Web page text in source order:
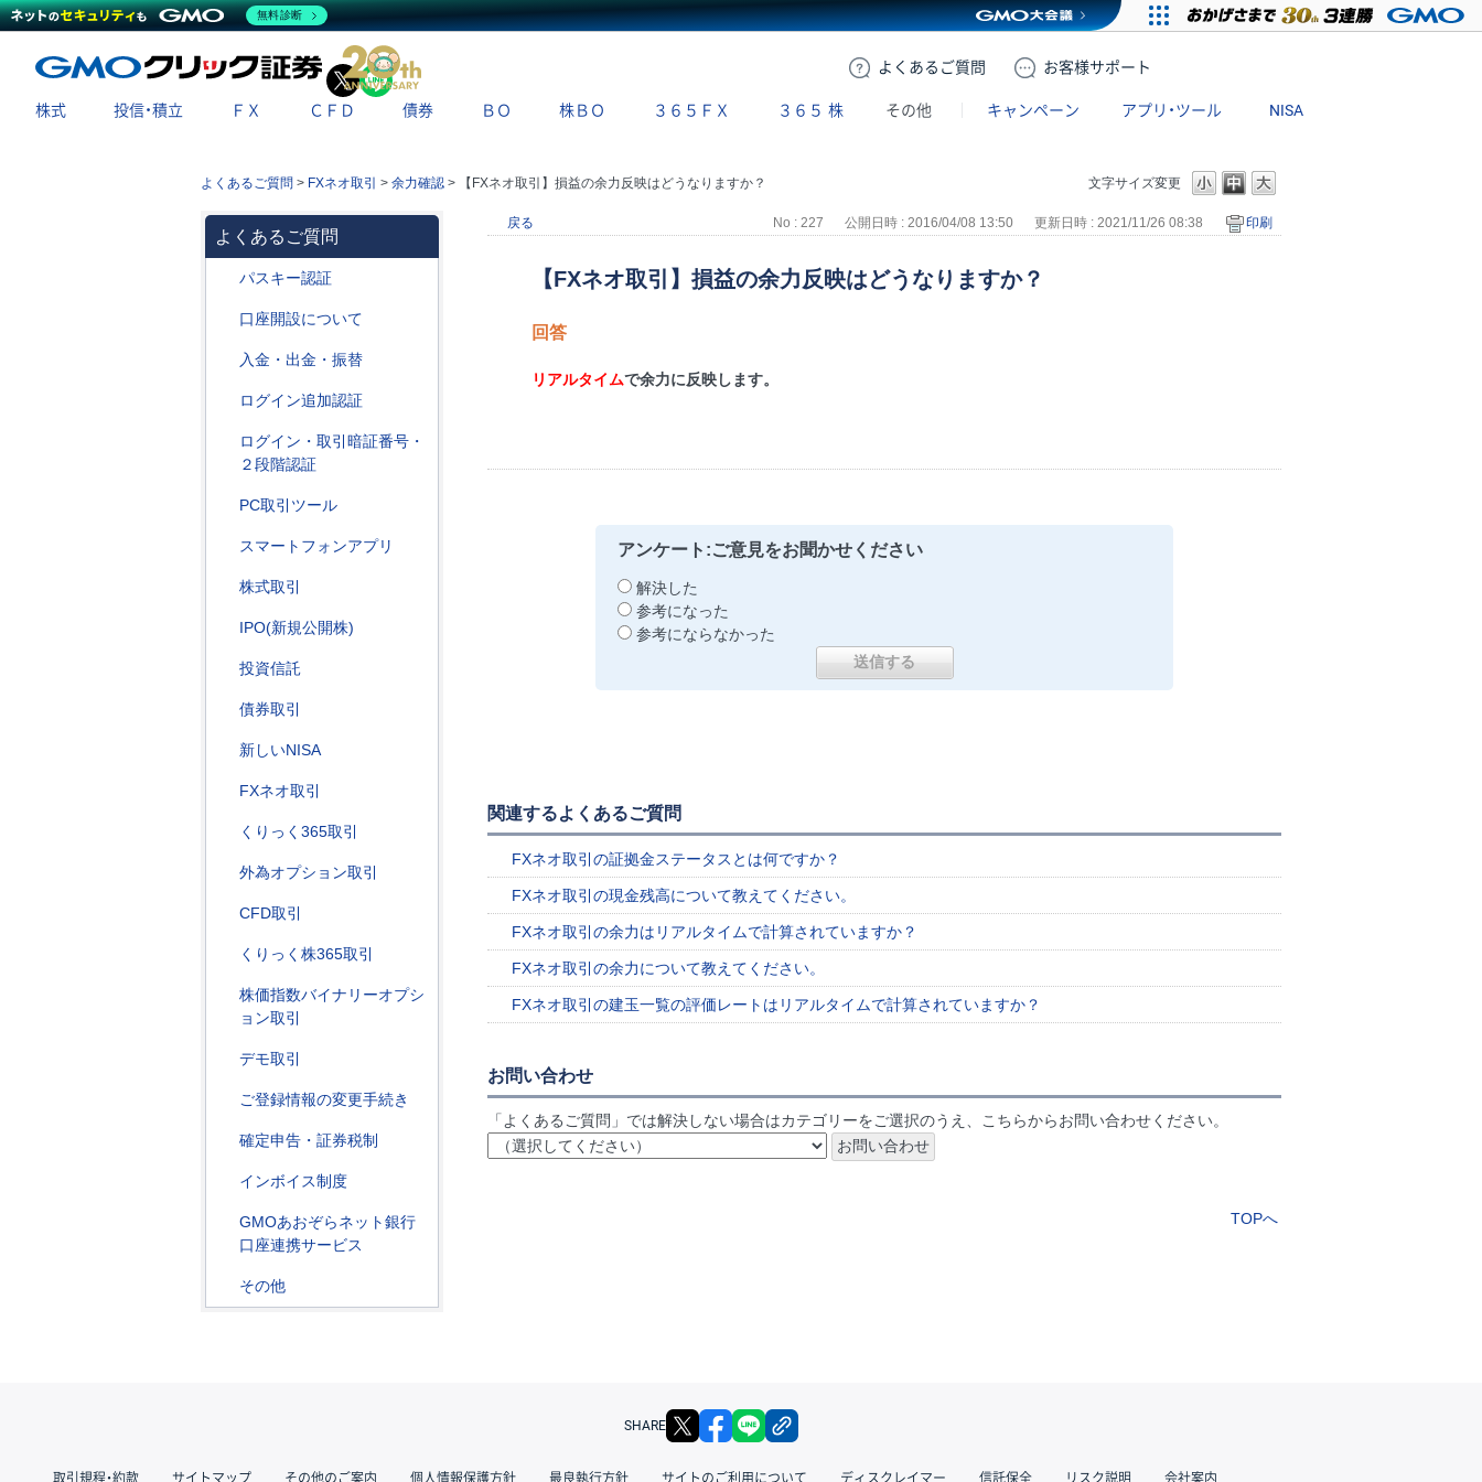
よくある ご質問 お客様サポート
X
株式 投信・積立 ＦＸ ＣＦＤ 債券 ＢＯ 株ＢＯ ３６５ＦＸ ３６５ 株 その他 キャンペーン アプリ・ツール NISA
文字サイズ変更
よくあるご質問 > FXネオ取引 > 余力確認 > 【FXネオ取引】損益の余力反映はどうなりますか？
よくあるご質問
パスキー認証
口座開設について
入金・出金・振替
ログイン追加認証
ログイン・取引暗証番号・
２段階認証
PC取引ツール
スマートフォンアプリ
株式取引
IPO(新規公開株)
投資信託
債券取引
新しいNISA
FXネオ取引
くりっく365取引
外為オプション取引
CFD取引
くりっく株365取引
株価指数バイナリーオプシ
ョン取引
デモ取引
ご登録情報の変更手続き
確定申告・証券税制
インボイス制度
GMOあおぞらネット銀行
口座連携サービス
その他
戻る No : 227 公開日時 : 2016/04/08 13:50 更新日時 : 2021/11/26 08:38 印刷
【FXネオ取引】損益の余力反映はどうなりますか？
回答
リアルタイムで余力に反映します。
アンケート:ご意見をお聞かせください
解決した
参考になった
参考にならなかった
関連するよくあるご質問
FXネオ取引の証拠金ステータスとは何ですか？
FXネオ取引の現金残高について教えてください。
FXネオ取引の余力はリアルタイムで計算されていますか？
FXネオ取引の余力について教えてください。
FXネオ取引の建玉一覧の評価レートはリアルタイムで計算されていますか？
お問い合わせ
「よくあるご質問」では解決しない場合はカテゴリーをご選択のうえ、こちらからお問い合わせください。
TOPへ
SHARE X facebook
取引規程・約款 サイトマップ その他のご案内 個人情報保護方針 最良執行方針 サイトのご利用について ディスクレイマー 信託保全 リスク説明 会社案内
無料診断